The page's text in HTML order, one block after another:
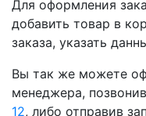
Для оформления
добавить товар в
заказа, указать
Вы так же можете
менеджера,
12, либо отправив